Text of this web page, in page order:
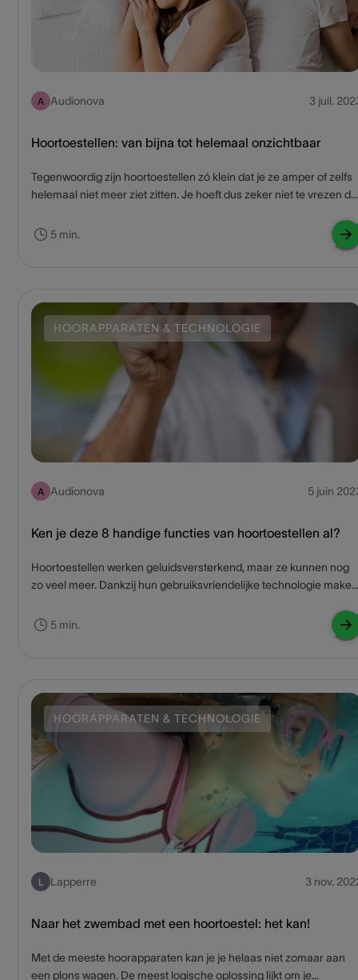
A Audionova 3 juil.
Hoortoestellen: van bijna tot helemaal onzichtbaar
Tegenwoordig zijn hoortoestellen zó klein dat je ze amper of zelfs
helemaal niet meer ziet zitten. Je hoeft dus zeker niet te vrezen
5 min.
HOORAPPARATEN & TECHNOLOGIE
A Audionova 5 juin
Ken je deze 8 handige functies van hoortoestellen al?
Hoortoestellen werken geluidsversterkend, maar ze kunnen nog
zo veel meer. Dankzij hun gebruiksvriendelijke technologie maken
verklapt je acht nuttige zaken die je met je hoortoestellen kan
5 min.
HOORAPPARATEN & TECHNOLOGIE
L Lapperre 3 nov.
Naar het zwembad met een hoortoestel: het kan!
Met de meeste hoorapparaten kan je je helaas niet zomaar aan
een plons wagen. De meest logische oplossing lijkt om je